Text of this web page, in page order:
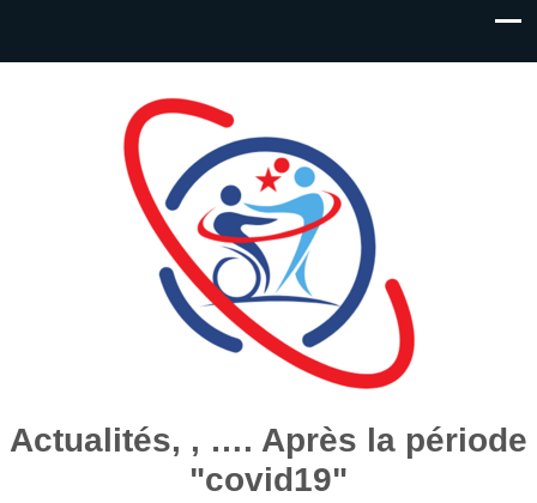
Actualités, , …. Après la période
"covid19"